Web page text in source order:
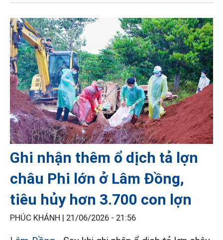
Ghi nhận thêm ổ dịch tả lợn
châu Phi lớn ở Lâm Đồng,
tiêu hủy hơn 3.700 con lợn
PHÚC KHÁNH | 21/06/2026 - 21:56